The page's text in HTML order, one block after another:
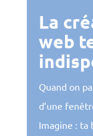
La
web
Quand on
d’une
Imagine : ta